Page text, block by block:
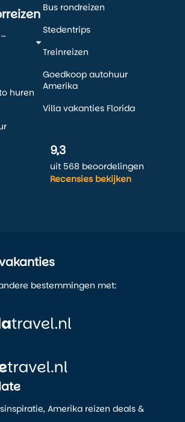
huren
Bus rondreizen
Stedentrips
Treinreizen
Goedkoop autohuur
Amerika
Villa vakanties Florida
9,3
uit 568 beoordelingen
Recensies bekijken
bestemmingen met:
Amerika reizen deals &